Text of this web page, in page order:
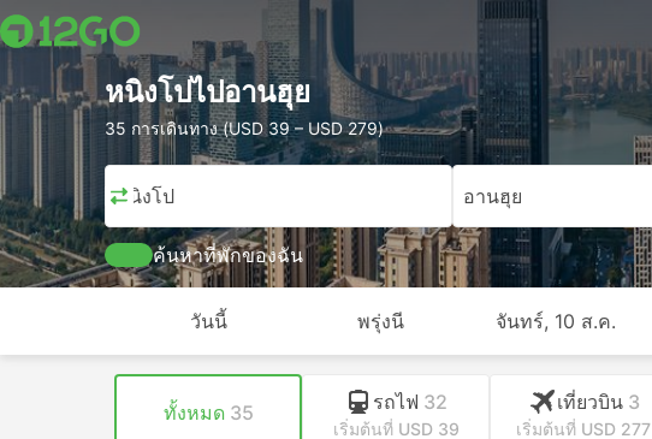
หนิงโปไปอานฮุย
35 การเดินทาง (USD 39 – USD 279)
หนิงโป อานฮุย
ค้นหาที่พักของฉัน
วันนี้ พรุ่งนี จันทร์, 10 ส.ค.
ทั้งหมด 35 รถไฟ 32
เริ่มต้นที่ USD 39
เที่ยวบิน 3
เริ่มต้นที่ USD 277